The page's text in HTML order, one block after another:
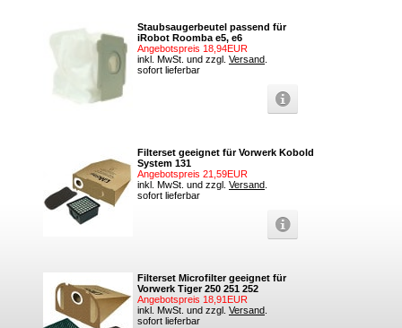
Staubsaugerbeutel passend für
iRobot Roomba e5, e6
Angebotspreis 18,94EUR
inkl. MwSt. und zzgl. Versand
sofort lieferbar
Filterset geeignet für Vorwerk Kobold
System 131
Angebotspreis 21,59EUR
inkl. MwSt. und zzgl. Versand
sofort lieferbar
Filterset Microfilter geeignet für
Vorwerk Tiger 250 251 252
Angebotspreis 18,91EUR
inkl. MwSt. und zzgl. Versand
sofort lieferbar